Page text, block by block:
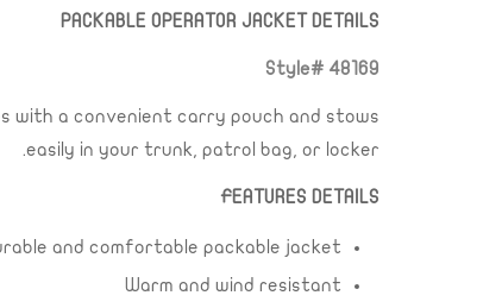
PACKABLE OPERATOR JACKET DETAILS
Style# 48169
with a convenient carry pouch and stows
easily in your trunk, patrol bag, or locker.
FEATURES DETAILS
and comfortable packable jacket
Warm and wind resistant